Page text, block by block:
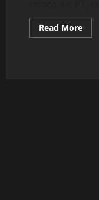
Read MoreRead
more